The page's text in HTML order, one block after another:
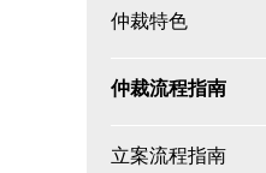
仲裁特色
仲裁流程指南
立案流程指南